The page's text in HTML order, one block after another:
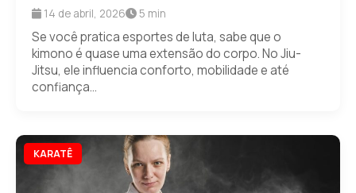
14 de abril, 2026 5 min
Se você pratica esportes de luta, sabe que o
kimono é quase uma extensão do corpo. No Jiu-
Jitsu, ele influencia conforto, mobilidade e até
confiança...
KARATÊ